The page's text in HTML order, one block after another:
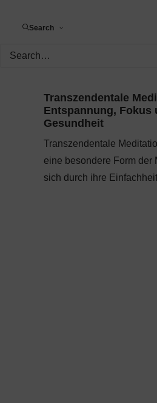
Search
Transzendentale
Entspannung, Fokus
Gesundheit
Transzendentale
eine besondere Form der
sich durch ihre